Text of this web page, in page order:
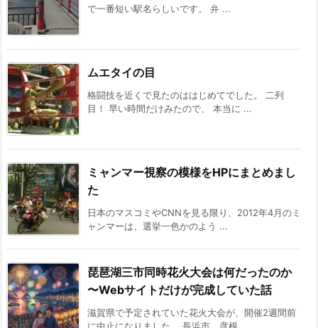
で一番短い駅名らしいです。 弁 ...
ムエタイの目
格闘技を近くで見たのははじめてでした。 二列
目！ 早い時間だけみたので、 本当に ...
ミャンマー視察の模様をHPにまとめまし
た
日本のマスコミやCNNを見る限り、2012年4月のミ
ャンマーは、選挙一色かのよう ...
琵琶湖三市同時花火大会は何だったのか
〜Webサイトだけが完成していた話
滋賀県で予定されていた花火大会が、開催2週間前